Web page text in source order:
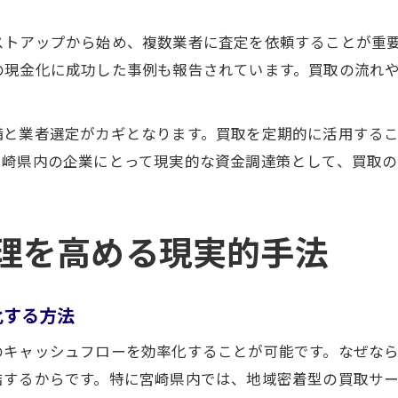
アップから始め、複数業者に査定を依頼することが重
金化に成功した事例も報告されています。買取の流れ
業者選定がカギとなります。買取を定期的に活用する
県内の企業にとって現実的な資金調達策として、買取
を高める現実的手法
る方法
ャッシュフローを効率化することが可能です。なぜな
るからです。特に宮崎県内では、地域密着型の買取サ